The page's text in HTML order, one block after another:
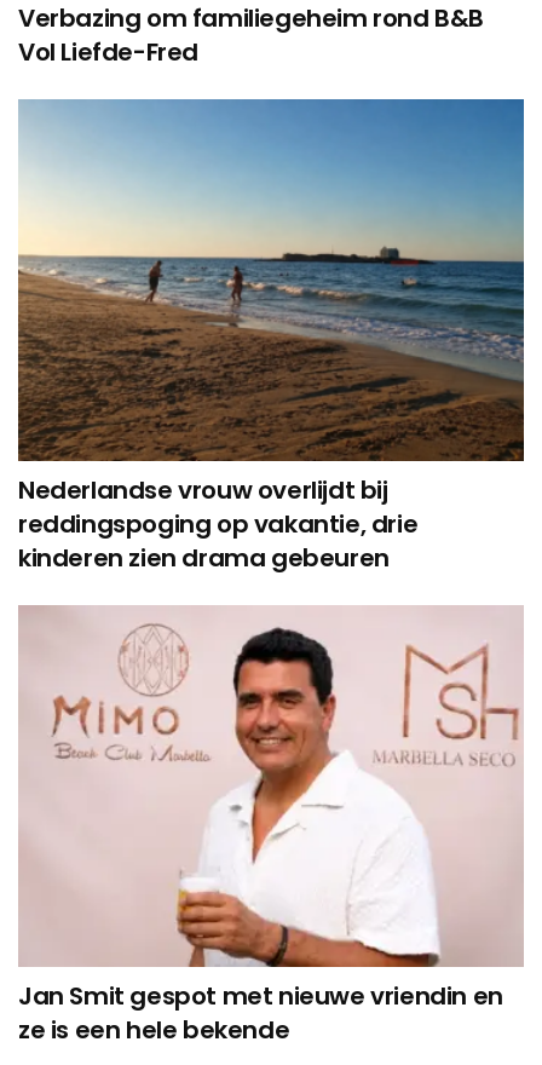
Verbazing om familiegeheim rond B&B
Vol Liefde-Fred
Nederlandse vrouw overlijdt bij
reddingspoging op vakantie, drie
kinderen zien drama gebeuren
Jan Smit gespot met nieuwe vriendin en
ze is een hele bekende